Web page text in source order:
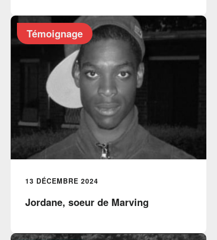
Témoignage
13 DÉCEMBRE 2024
Jordane, soeur de Marving